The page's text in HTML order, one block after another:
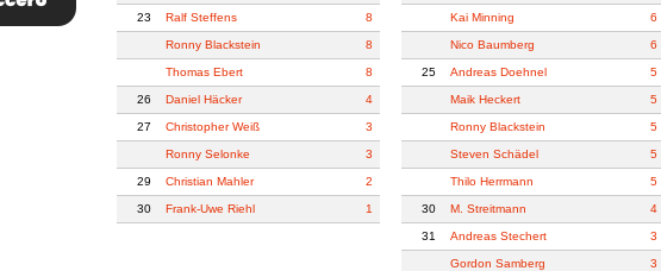
23 Ralf Steffens 8
Ronny Blackstein 8
Thomas Ebert 8
26 Daniel Häcker 4
27 Christopher Weiß 3
Ronny Selonke 3
29 Christian Mahler 2
30 Frank-Uwe Riehl 1
Kai Minning 6
Nico Baumberg 6
25 Andreas Doehnel 5
Maik Heckert 5
Ronny Blackstein 5
Steven Schädel 5
Thilo Herrmann 5
30 M. Streitmann 4
31 Andreas Stechert 3
Gordon Samberg 3